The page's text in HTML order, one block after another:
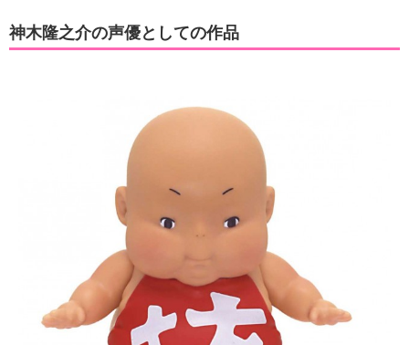
神木隆之介の声優としての作品